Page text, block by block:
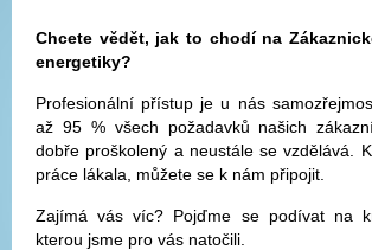
Chcete vědět, jak to chodí na
energetiky?
Profesionální přístup je u nás
až 95 % všech požadavků našich
dobře proškolený a neustále se vzdělává.
práce lákala, můžete se k nám připojit.
Zajímá vás víc? Pojďme se podívat na
kterou jsme pro vás natočili.